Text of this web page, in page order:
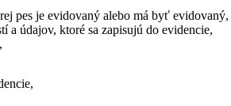
pes je evidovaný alebo má byť evidovaný,
a údajov, ktoré sa zapisujú do evidencie,